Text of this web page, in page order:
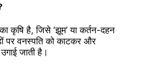
कृषि है, जिसे ‘झूम’ या कर्तन-दहन
पर वनस्पति को काटकर और
जाती है।